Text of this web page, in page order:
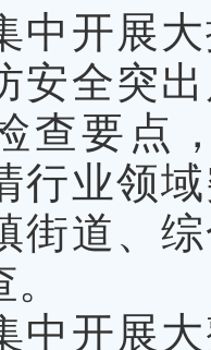
中开展
安全突
查要点
行业领
街道、
中开展